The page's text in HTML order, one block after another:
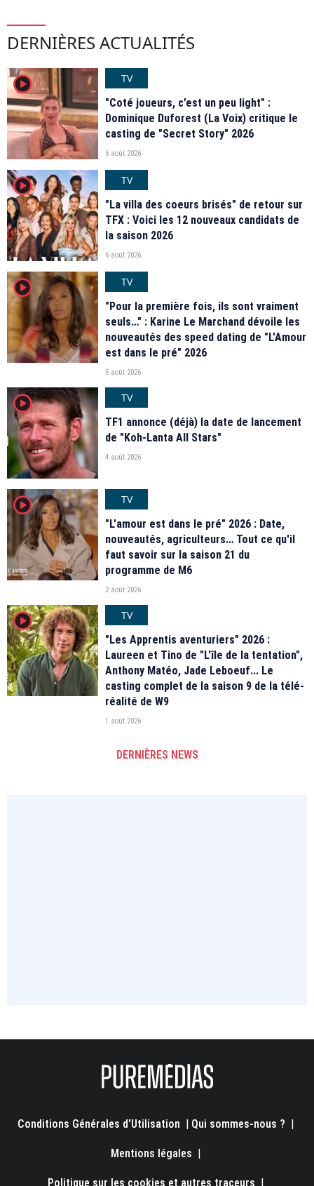
DERNIÈRES ACTUALITÉS
player2
TV
"Coté joueurs, c’est un peu light" :
Dominique Duforest (La Voix) critique le
casting de "Secret Story" 2026
6 août 2026
player2
TV
"La villa des coeurs brisés" de retour sur
TFX : Voici les 12 nouveaux candidats de
la saison 2026
6 août 2026
player2
TV
"Pour la première fois, ils sont vraiment
seuls…" : Karine Le Marchand dévoile les
nouveautés des speed dating de "L'Amour
est dans le pré" 2026
5 août 2026
player2
TV
TF1 annonce (déjà) la date de lancement
de "Koh-Lanta All Stars"
4 août 2026
player2
TV
"L'amour est dans le pré" 2026 : Date,
nouveautés, agriculteurs… Tout ce qu'il
faut savoir sur la saison 21 du
programme de M6
2 août 2026
player2
TV
"Les Apprentis aventuriers" 2026 :
Laureen et Tino de "L'île de la tentation",
Anthony Matéo, Jade Leboeuf... Le
casting complet de la saison 9 de la télé-
réalité de W9
1 août 2026
DERNIÈRES NEWS
Conditions Générales d'Utilisation | Qui sommes-nous ? |
Mentions légales |
Politique sur les cookies et autres traceurs |